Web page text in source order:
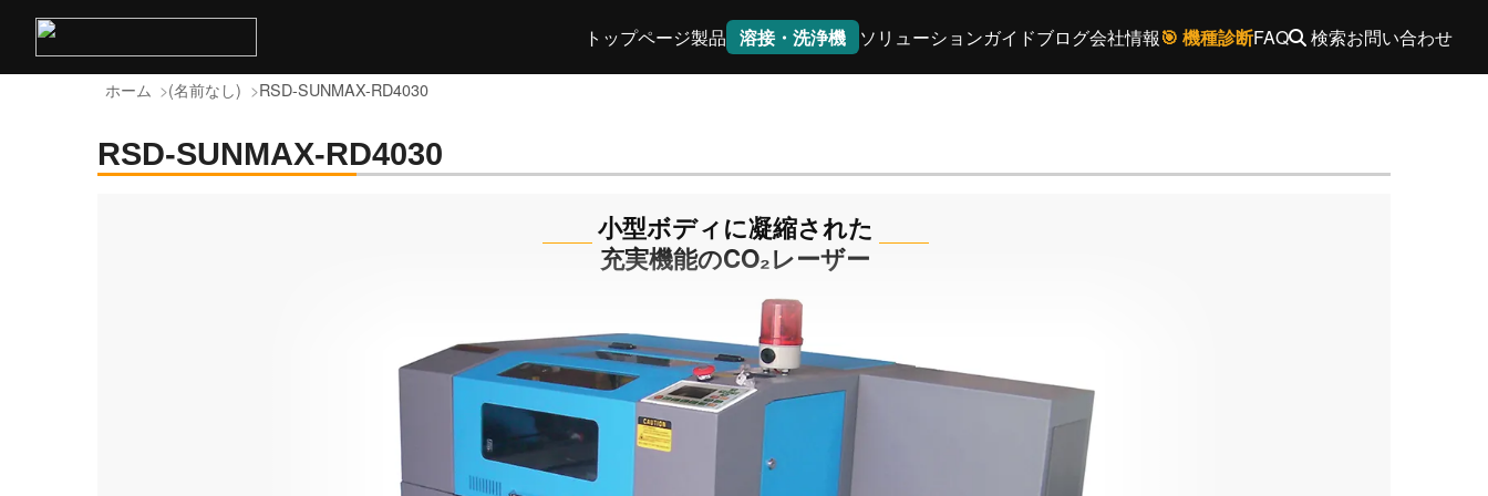
トップページ製品 溶接・洗浄機 ソリューションガイドブログ会社情報🎯 機種診断FAQ 検索お問い合わせ
ホーム (名前なし) RSD-SUNMAX-RD4030
RSD-SUNMAX-RD4030
小型ボディに凝縮された
充実機能のCO₂レーザー